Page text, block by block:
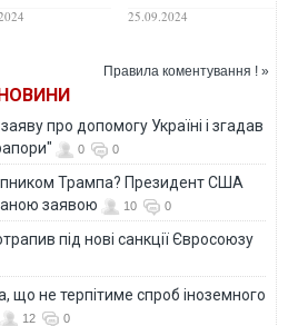
Кореї
розповіла, скільки
25.09.2024
Правила коментування ! »
про допомогу Україні і згадав
0 0
Трампа? Президент США
заявою
10 0
під нові санкції Євросоюзу
що не терпітиме спроб іноземного
12 0